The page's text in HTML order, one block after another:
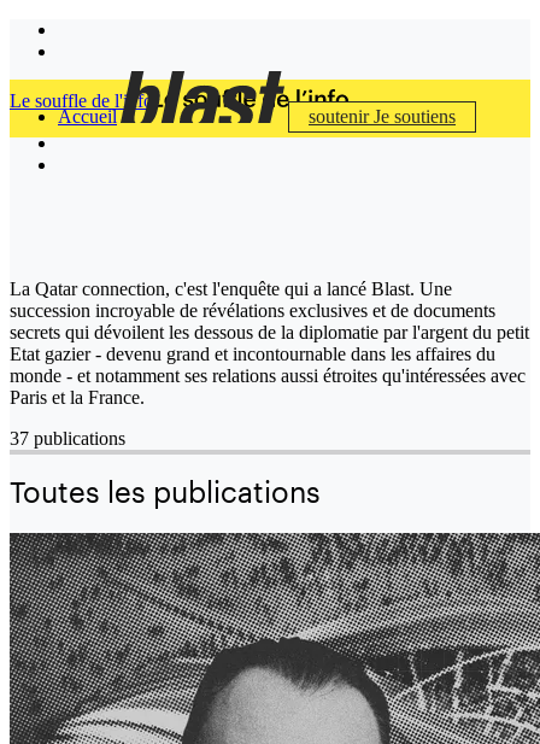
Accueil soutenirJe soutiens
Le souffle de l'info
La Qatar connection, c'est l'enquête qui a lancé Blast. Une
succession incroyable de révélations exclusives et de documents
secrets qui dévoilent les dessous de la diplomatie par l'argent du petit
Etat gazier - devenu grand et incontournable dans les affaires du
monde - et notamment ses relations aussi étroites qu'intéressées avec
Paris et la France.
37 publications
Toutes les publications